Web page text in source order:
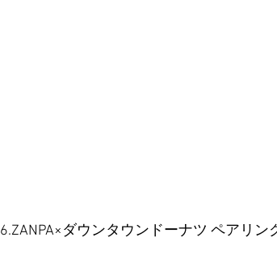
6.ZANPA×ダウンタウンドーナツ ペアリン